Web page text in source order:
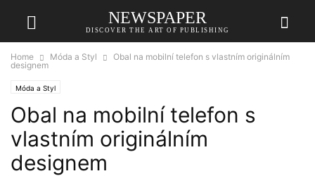
NEWSPAPER
DISCOVER THE ART OF PUBLISHING
Home Móda a Styl
Obal na mobilní telefon s vlastním originálním
designem
Móda a Styl
Obal na mobilní telefon s
vlastním originálním
designem